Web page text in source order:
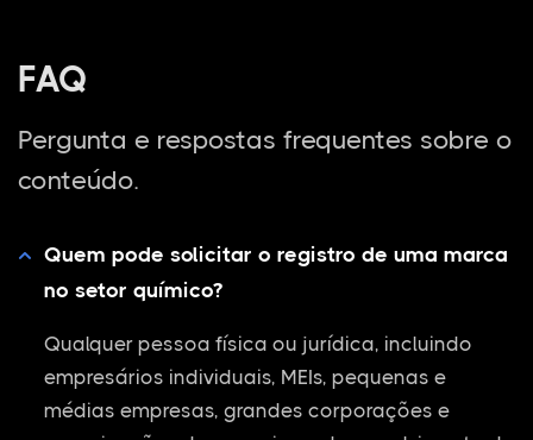
FAQ
Pergunta e respostas frequentes sobre o
conteúdo.
Quem pode solicitar o registro de uma marca
no setor químico?
Qualquer pessoa física ou jurídica, incluindo
empresários individuais, MEIs, pequenas e
médias empresas, grandes corporações e